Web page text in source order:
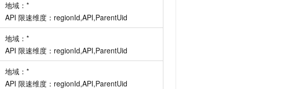
地域： *
API 限速维度： regionId,API,ParentUid
地域： *
API 限速维度： regionId,API,ParentUid
地域： *
API 限速维度： regionId,API,ParentUid